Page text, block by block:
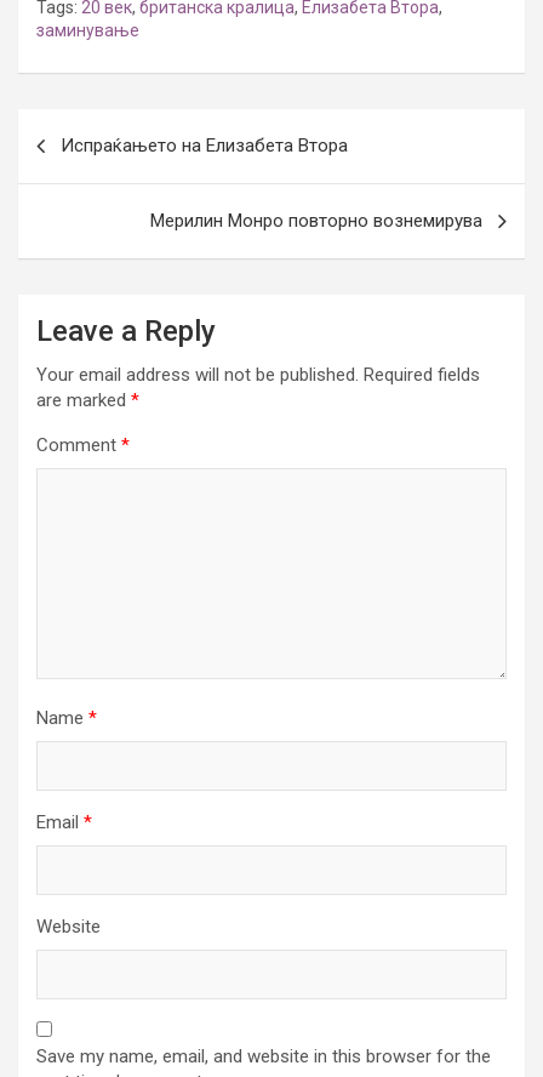
Tags: 20 век, британска кралица, Елизабета Втора,
заминување
navigation
Испраќањето на Елизабета Втора
Мерилин Монро повторно вознемирува
Leave a Reply
Your email address will not be published. Required fields
are marked *
Comment *
Name *
Email *
Website
Save my name, email, and website in this browser for the